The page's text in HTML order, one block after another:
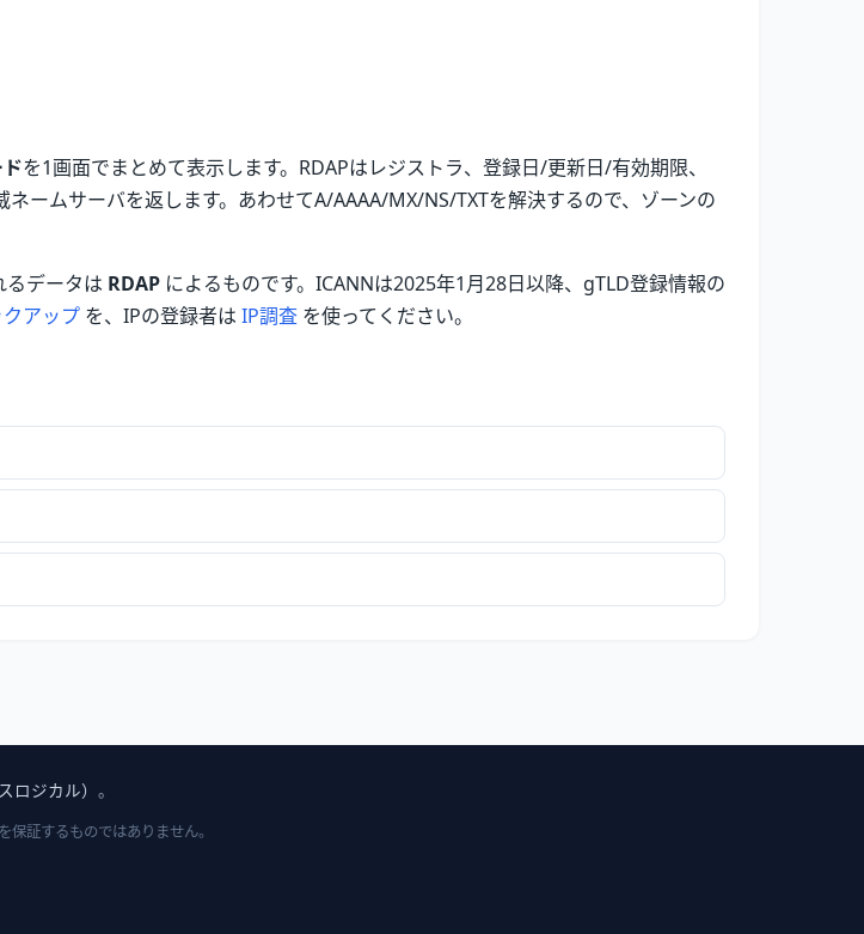
を1画面でまとめて表示します。RDAPはレジストラ、登録日/更新日/有効期限、
ネームサーバを返します。あわせてA/AAAA/MX/NS/TXTを解決するので、ゾーンの
るデータは RDAP によるものです。ICANNは2025年1月28日以降、gTLD登録情報の
アップ を、IPの登録者は IP調査 を使ってください。
ロジカル） 。
証するものではありません。